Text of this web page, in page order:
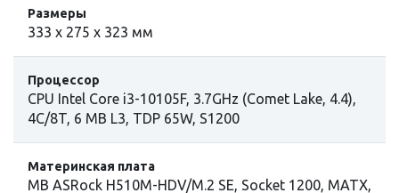
Размеры
333 x 275 x 323 мм
Процессор
СPU Intel Сore i3-10105F, 3.7GHz (Comet Lake, 4.4),
4C/8T, 6 MB L3, TDP 65W, S1200
Материнская плата
MB ASRock H510M-HDV/M.2 SE, Socket 1200, MATX,